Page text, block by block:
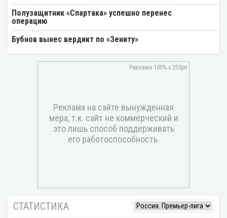
Полузащитник «Спартака» успешно перенес
операцию
Бубнов вынес вердикт по «Зениту»